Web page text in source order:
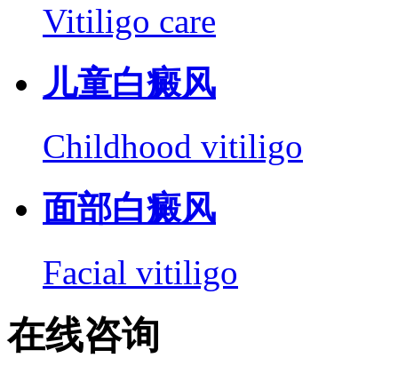
Vitiligo care
儿童白癜风
Childhood vitiligo
面部白癜风
Facial vitiligo
在线咨询